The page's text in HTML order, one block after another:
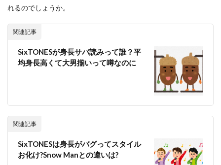
れるのでしょうか。
関連記事
SixTONESが身長サバ読みって誰？平
均身長高くて大男揃いって噂なのに
関連記事
SixTONESは身長がバグってスタイル
お化け?Snow Manとの違いは?